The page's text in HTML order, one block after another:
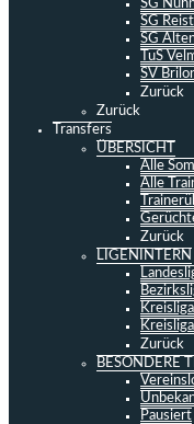
SG
SG
SG
TuS
SV Brilon
Zurück
Zurück
Transfers
ÜBERSICHT
Alle
Alle
Zurück
LIGENINTERN
Zurück
BESONDERE
Pausiert